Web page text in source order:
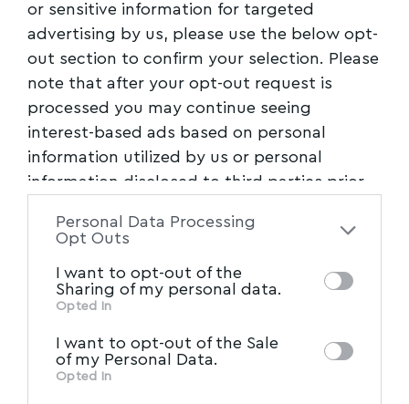
or sensitive information for targeted
advertising by us, please use the below opt-
out section to confirm your selection. Please
note that after your opt-out request is
processed you may continue seeing
interest-based ads based on personal
information utilized by us or personal
information disclosed to third parties prior
of the further disclosure of your personal
of downstream participants. This
information may also be disclosed by us to
Participantsthat may further disclose it to
other third parties.
Personal Data Processing
Opt Outs
I want to opt-out of the
Sharing of my personal data.
Opted In
I want to opt-out of the Sale
of my Personal Data.
Opted In
Αρίστος Περρής
Δικαιοσύνης
Γενική Γραμματεία Δικαιοσύνης: Πελοπίδας
Λάσκος
Γενική Γραμματεία Μεταναστευτικής
Πολιτικής: Μάνος Λογοθέτης
Γενική Γραμματεία Υποδοχής Αιτούντων
Άσυλο: Δήμητρα Λυγούρα
Κοινωνικής Συνοχής και Οικογένειας